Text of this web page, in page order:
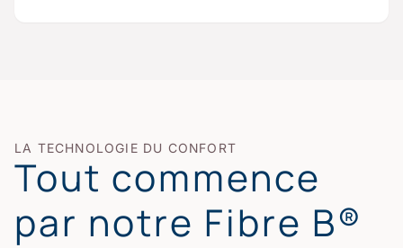
LA TECHNOLOGIE DU CONFORT
Tout commence
par notre Fibre B®